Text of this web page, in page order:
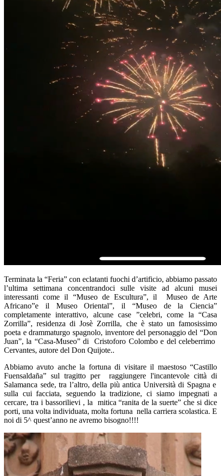
Terminata la “Feria” con eclatanti fuochi d’artificio, abbiamo passato
l’ultima settimana concentrandoci sulle visite ad alcuni musei
interessanti come il “Museo de Escultura”, il Museo de Arte
Africano”e il Museo Oriental”, il “Museo de la Ciencia”
completamente interattivo, alcune case ”celebri, come la “Casa
Zorrilla”, residenza di Josè Zorrilla, che è stato un famosissimo
poeta e drammaturgo spagnolo, inventore del personaggio del “Don
Juan”, la “Casa-Museo” di Cristoforo Colombo e del celeberrimo
Cervantes, autore del Don Quijote..
Abbiamo avuto anche la fortuna di visitare il maestoso “Castillo
Fuensaldaña” sul tragitto per raggiungere l'incantevole città di
Salamanca sede, tra l’altro, della più antica Università di Spagna e
sulla cui facciata, seguendo la tradizione, ci siamo impegnati a
cercare, tra i bassorilievi , la mitica“ranita de la suerte”che si dice
porti, una volta individuata, molta fortuna nella carriera scolastica. E
noi di 5^ quest’anno ne avremo bisogno!!!!